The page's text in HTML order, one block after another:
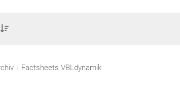
Factsheets VBLdynamik